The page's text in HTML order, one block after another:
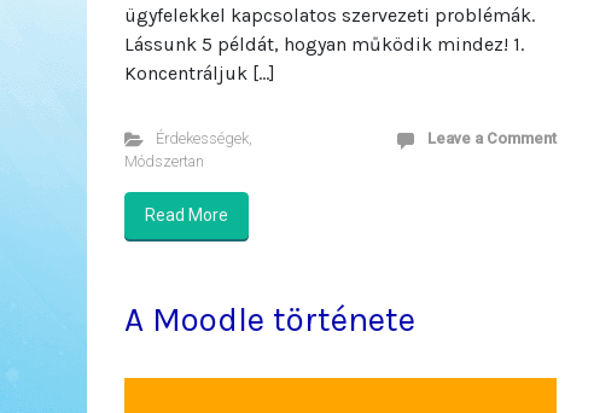
ügyfelekkel kapcsolatos szervezeti problémák.
Lássunk 5 példát, hogyan működik mindez! 1.
Koncentráljuk […]
Érdekességek,
Módszertan
Leave a Comment
Read More
A Moodle története